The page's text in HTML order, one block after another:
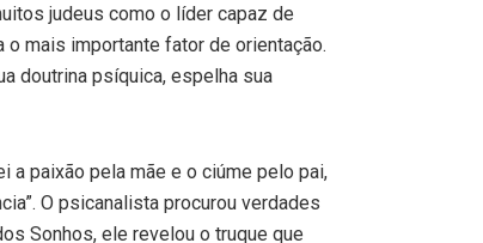
judeus como o líder capaz de
mais importante fator de orientação.
doutrina psíquica, espelha sua
a paixão pela mãe e o ciúme pelo pai,
O psicanalista procurou verdades
Sonhos, ele revelou o truque que